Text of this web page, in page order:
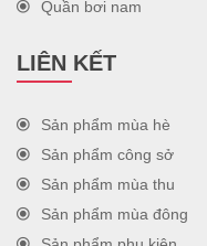
Quần bơi nam
LIÊN KẾT
Sản phẩm mùa hè
Sản phẩm công sở
Sản phẩm mùa thu
Sản phẩm mùa đông